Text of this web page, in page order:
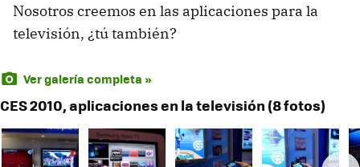
Nosotros creemos en las aplicaciones para la
televisión, ¿tú también?
Ver galería completa »
CES 2010, aplicaciones en la televisión (8 fotos)